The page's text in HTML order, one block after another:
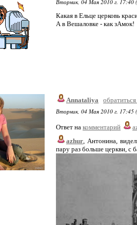
Вторник, 04 Мая 2010 г. 17:40 (
Какая в Ельце церковь
А в Вешаловке - как зАмок!
Annataliya
Вторник, 04 Мая 2010 г. 17:45 (
Ответ на комментарий
azhur, Антонина,
пару раз больше церкви, с